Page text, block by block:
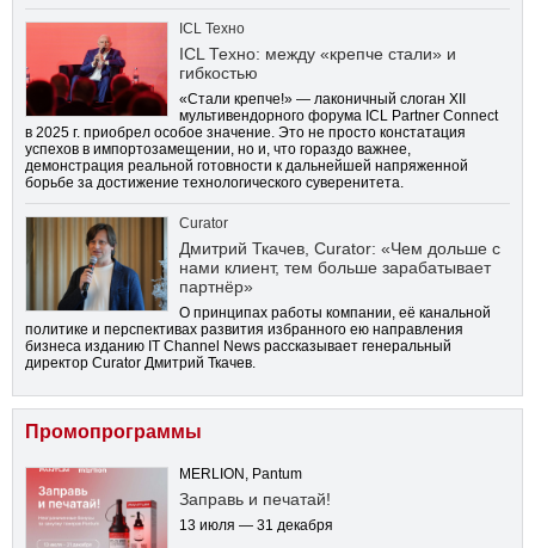
ICL Техно
ICL Техно: между «крепче стали» и
гибкостью
«Стали крепче!» — лаконичный слоган XII
мультивендорного форума ICL Partner Connect
в 2025 г. приобрел особое значение. Это не просто констатация
успехов в импортозамещении, но и, что гораздо важнее,
демонстрация реальной готовности к дальнейшей напряженной
борьбе за достижение технологического суверенитета.
Curator
Дмитрий Ткачев, Curator: «Чем дольше с
нами клиент, тем больше зарабатывает
партнёр»
О принципах работы компании, её канальной
политике и перспективах развития избранного ею направления
бизнеса изданию IT Channel News рассказывает генеральный
директор Curator Дмитрий Ткачев.
Промопрограммы
MERLION, Pantum
Заправь и печатай!
13 июля — 31 декабря